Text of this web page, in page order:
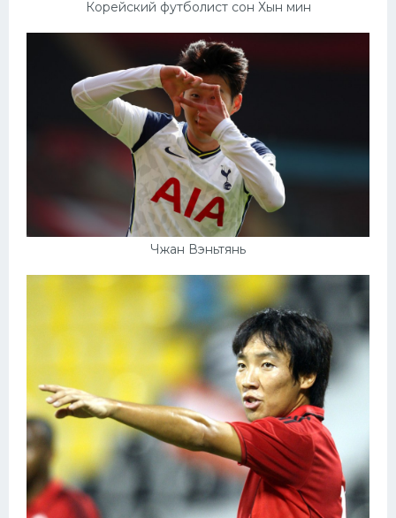
Корейский футболист сон Хын мин
Чжан Вэньтянь